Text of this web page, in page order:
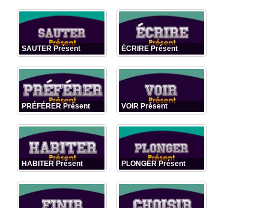
SAUTER Présent ÉCRIRE Présent
PRÉFÉRER Présent VOIR Présent
HABITER Présent PLONGER Présent